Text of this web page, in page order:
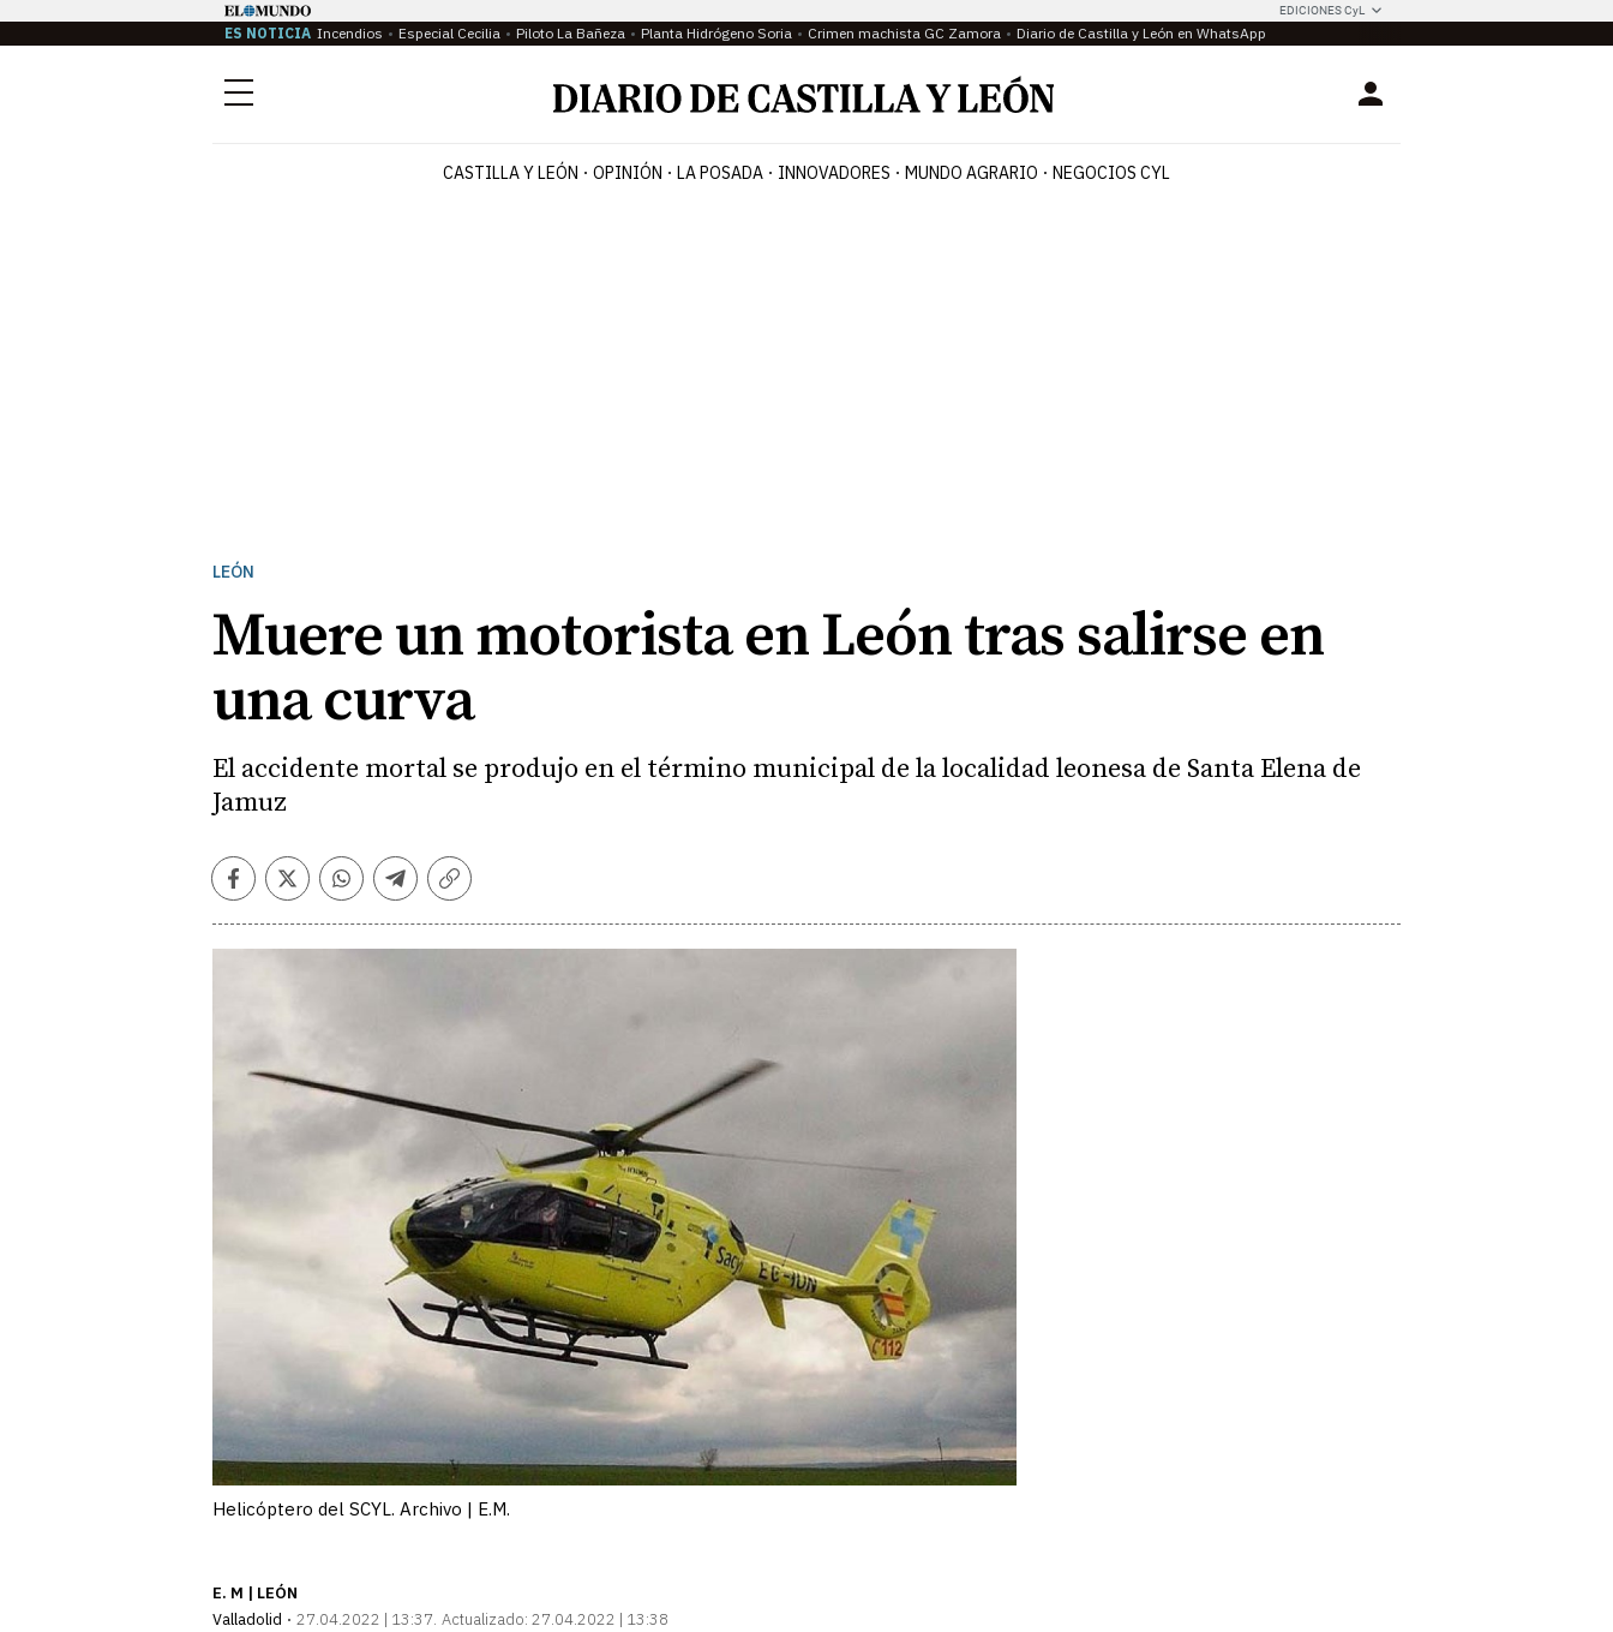
EDICIONES CyL
ES NOTICIA Incendios Especial Cecilia Piloto La Bañeza Planta Hidrógeno Soria Crimen machista GC Zamora Diario de Castilla y León en WhatsApp
Menú Login
CASTILLA Y LEÓN OPINIÓN LA POSADA INNOVADORES MUNDO AGRARIO NEGOCIOS CYL
LEÓN
Muere un motorista en León tras salirse en
una curva
El accidente mortal se produjo en el término municipal de la localidad leonesa de Santa Elena de
Jamuz
Facebook
TwitterWhatsapp
Telegram
Copiar
Helicóptero del SCYL. Archivo | E.M.
E. M | LEÓN
Valladolid
27.04.2022 | 13:37 Actualizado: 27.04.2022 | 13:38